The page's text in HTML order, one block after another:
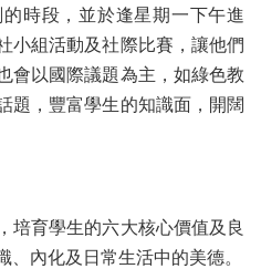
的時段，並於逢星期一下午進
小組活動及社際比賽，讓他們
會以國際議題為主，如綠色教
題，豐富學生的知識面，開闊
培育學生的六大核心價值及良
內化及日常生活中的美德。